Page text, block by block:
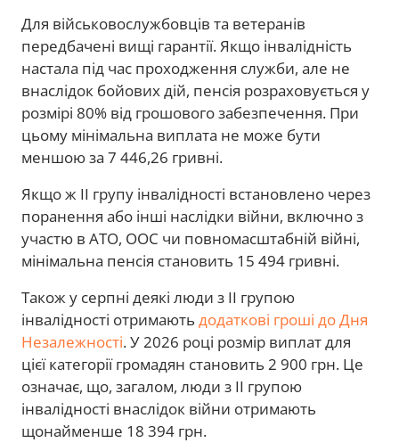
Для військовослужбовців та ветеранів
передбачені вищі гарантії. Якщо інвалідність
настала під час проходження служби, але не
внаслідок бойових дій, пенсія розраховується у
розмірі 80% від грошового забезпечення. При
цьому мінімальна виплата не може бути
меншою за 7 446,26 гривні.
Якщо ж II групу інвалідності встановлено через
поранення або інші наслідки війни, включно з
участю в АТО, ООС чи повномасштабній війні,
мінімальна пенсія становить 15 494 гривні.
Також у серпні деякі люди з ІІ групою
інвалідності отримають додаткові гроші до Дня
Незалежності. У 2026 році розмір виплат для
цієї категорії громадян становить 2 900 грн. Це
означає, що, загалом, люди з ІІ групою
інвалідності внаслідок війни отримають
щонайменше 18 394 грн.